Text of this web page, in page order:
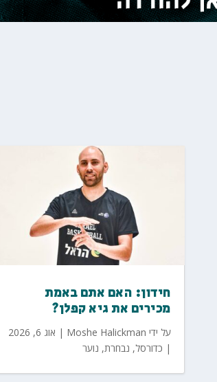
חידון: האם אתם באמת
מכירים את גיא קפלן?
על ידי Moshe Halickman
| אוג 6, 2026
| כדורסל, נבחרת, נוער